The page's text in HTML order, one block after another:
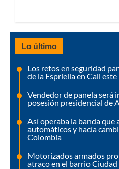
Lo último
Los retos en seguridad
de la Espriella en Cali
Vendedor de panela será
posesión presidencial de
Así operaba la banda que
automáticos y hacía
Colombia
Motorizados armados
atraco en el barrio